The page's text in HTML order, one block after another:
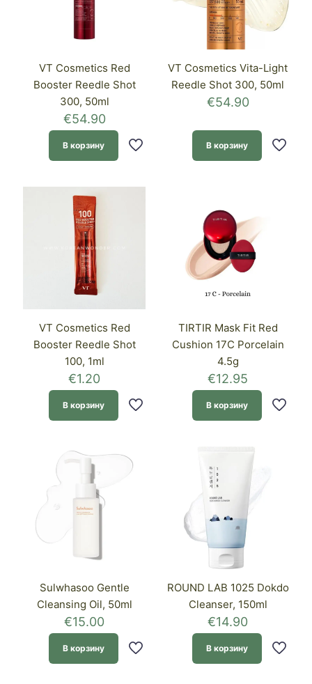
VT Cosmetics Red
Booster Reedle Shot
300, 50ml
€54.90
В корзину
VT Cosmetics Vita-Light
Reedle Shot 300, 50ml
€54.90
В корзину
VT Cosmetics Red
Booster Reedle Shot
100, 1ml
€1.20
В корзину
TIRTIR Mask Fit Red
Cushion 17C Porcelain
4.5g
€12.95
В корзину
Sulwhasoo Gentle
Cleansing Oil, 50ml
€15.00
В корзину
ROUND LAB 1025 Dokdo
Cleanser, 150ml
€14.90
В корзину